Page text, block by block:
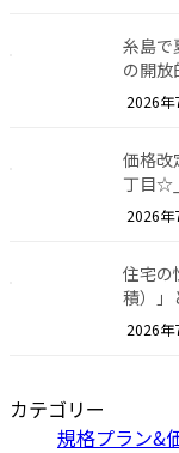
糸島で
の開放
2026年
価格改
丁目
2026年
住宅の
積）」
2026年
カテゴリー
規格プラン&